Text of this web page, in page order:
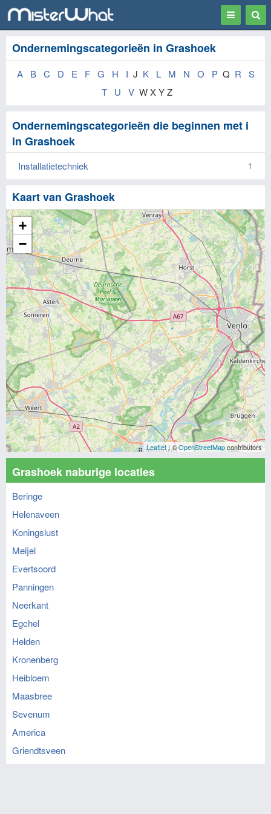
Toggle
Ondernemingscategorieën in Grashoek
A B C D E F G H I J K L M N O P Q R
S
T
U V W X Y Z
Ondernemingscategorieën die beginnen met i
in Grashoek
Installatietechniek 1
Kaart van Grashoek
+
−
Leaflet | ©OpenStreetMapcontributors
Grashoek naburige locaties
Beringe
Helenaveen
Koningslust
Meijel
Evertsoord
Panningen
Neerkant
Egchel
Helden
Kronenberg
Heibloem
Maasbree
Sevenum
America
Griendtsveen